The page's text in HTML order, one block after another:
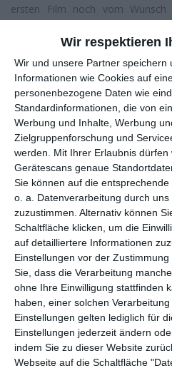
Wir respektieren
Wir und unsere Partner speichern
Informationen wie Cookies auf
personenbezogene Daten wie
Standardinformationen, die von
Werbung und Inhalte, Werbung
Zielgruppenforschung und
werden. Mit Ihrer Erlaubnis
Gerätescans genaue
Sie können auf die
o. a. Datenverarbeitung durch
zuzustimmen. Alternativ können
Schaltfläche klicken, um die
auf detailliertere Informationen
Einstellungen vor der Zustimmung
Sie, dass die Verarbeitung
ohne Ihre Einwilligung stattfinden
haben, einer solchen
Einstellungen gelten lediglich für
Einstellungen jederzeit ändern
indem Sie zu dieser Website
Webseite auf die Schaltfläche
ersten Film noch vom
fragt sich Helvi jetzt, ob ihre
Heinzels für sie sind. Sie ist
Abenteuer aufzugeben und
machen soll und aufregend sein
sie wirklich hingehört, ist sie
Freunde zurückzulassen. Sie
Platz in der Welt ist. Alles, was
gemacht hat, hat sie behalten.
kreativ und waghalsig,
mit anderen, und sie beharrt
Geschichte gut ausgeht.
In dem zweiten Teil lernen
Heinzels auch welche aus
unterscheiden sie sich von
Die österreichischen Heinzels
Verwandtschaft, über die
Erwachsenen in der Kölner
die Heinzelideale verraten und
Spaß und Abenteuer wollen, auch